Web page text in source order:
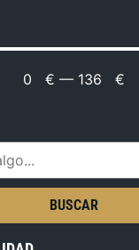
0 € — 136 €
BUSCAR